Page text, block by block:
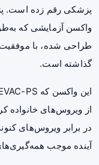
پزشکی رقم زده است.
واکسن آزمایشی که
طراحی شده، با
گذاشته است.
از ویروس‌های خانواده
در برابر ویروس‌های
آینده موجب